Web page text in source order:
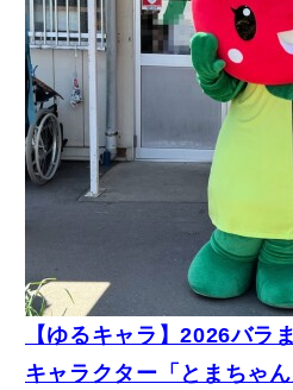
【ゆるキャラ】2026バラ
キャラクター「とまちゃ